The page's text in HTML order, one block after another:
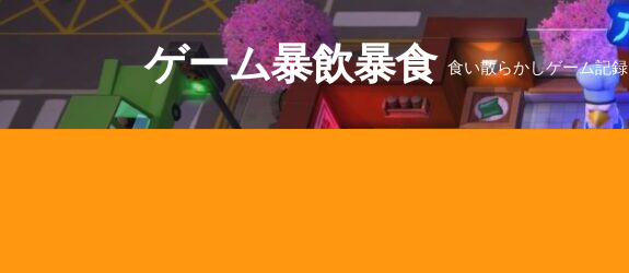
コ
ン
ン
ツ
ゲーム暴飲暴食 食い散らかしゲーム記録